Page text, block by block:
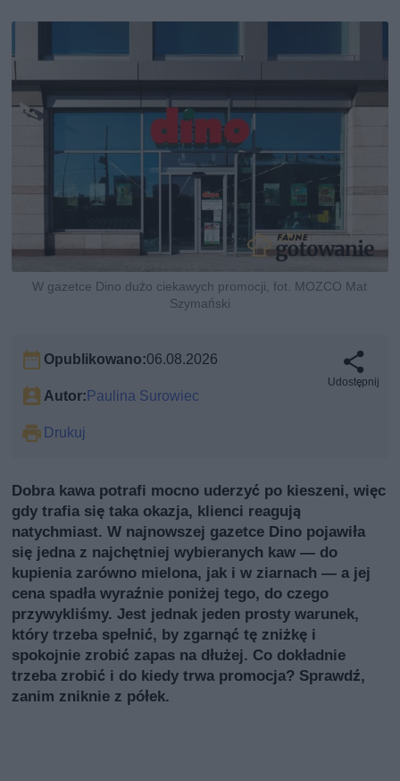
W gazetce Dino dużo ciekawych promocji, fot. MOZCO Mat
Szymański
Opublikowano:06.08.2026
Autor: Paulina Surowiec
Drukuj
Udostępnij
Dobra kawa potrafi mocno uderzyć po kieszeni, więc
gdy trafia się taka okazja, klienci reagują
natychmiast. W najnowszej gazetce Dino pojawiła
się jedna z najchętniej wybieranych kaw — do
kupienia zarówno mielona, jak i w ziarnach — a jej
cena spadła wyraźnie poniżej tego, do czego
przywykliśmy. Jest jednak jeden prosty warunek,
który trzeba spełnić, by zgarnąć tę zniżkę i
spokojnie zrobić zapas na dłużej. Co dokładnie
trzeba zrobić i do kiedy trwa promocja? Sprawdź,
zanim zniknie z półek.